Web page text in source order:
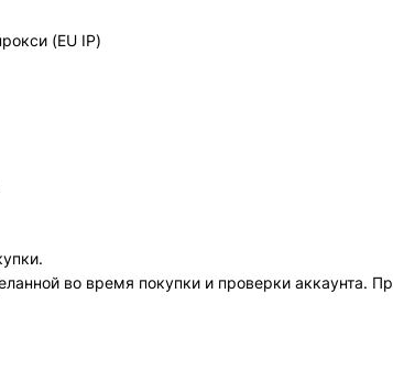
(EU IP)
во время покупки и проверки аккаунта.